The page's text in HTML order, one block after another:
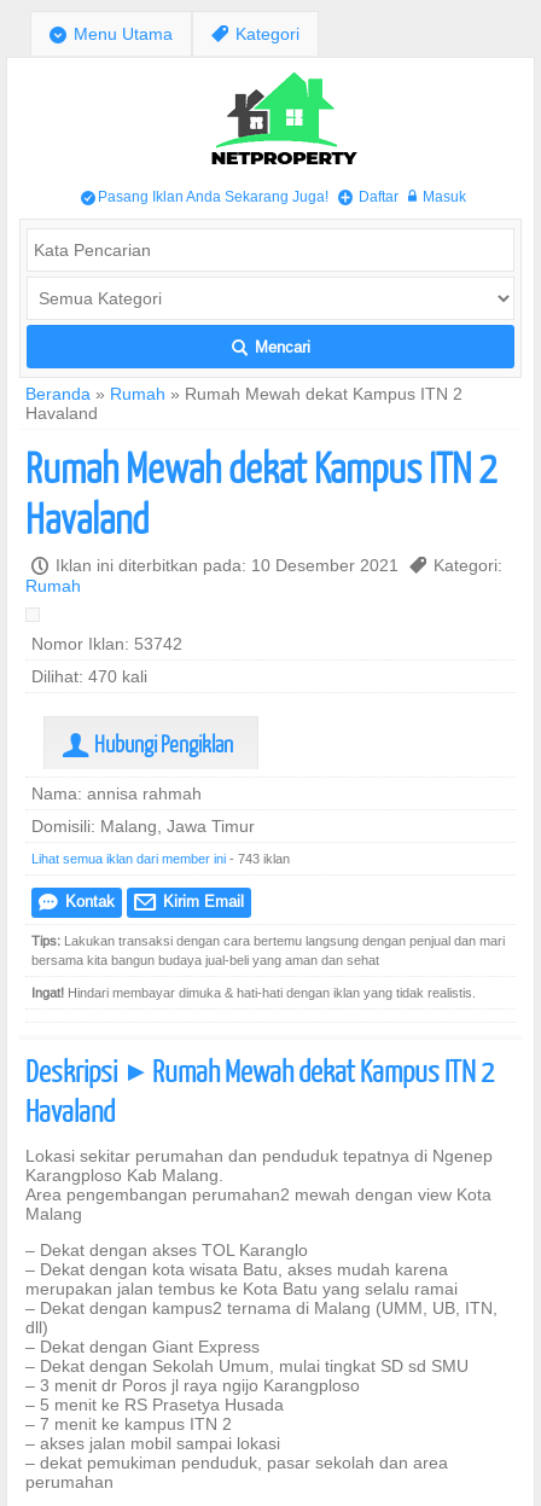
; Menu Utama , Kategori
/ Pasang Iklan Anda Sekarang Juga! + Daftar w Masuk
L Mencari
Beranda » Rumah » Rumah Mewah dekat Kampus ITN 2
Havaland
Rumah Mewah dekat Kampus ITN 2
Havaland
P Iklan ini diterbitkan pada: 10 Desember 2021 , Kategori:
Rumah
Nomor Iklan: 53742
Dilihat: 470 kali
U Hubungi Pengiklan
Nama: annisa rahmah
Domisili: Malang, Jawa Timur
Lihat semua iklan dari member ini - 743 iklan
e Kontak @ Kirim Email
Tips: Lakukan transaksi dengan cara bertemu langsung dengan penjual dan mari
bersama kita bangun budaya jual-beli yang aman dan sehat
Ingat! Hindari membayar dimuka & hati-hati dengan iklan yang tidak realistis.
Deskripsi ] Rumah Mewah dekat Kampus ITN 2
Havaland
Lokasi sekitar perumahan dan penduduk tepatnya di Ngenep
Karangploso Kab Malang.
Area pengembangan perumahan2 mewah dengan view Kota
Malang
– Dekat dengan akses TOL Karanglo
– Dekat dengan kota wisata Batu, akses mudah karena
merupakan jalan tembus ke Kota Batu yang selalu ramai
– Dekat dengan kampus2 ternama di Malang (UMM, UB, ITN,
dll)
– Dekat dengan Giant Express
– Dekat dengan Sekolah Umum, mulai tingkat SD sd SMU
– 3 menit dr Poros jl raya ngijo Karangploso
– 5 menit ke RS Prasetya Husada
– 7 menit ke kampus ITN 2
– akses jalan mobil sampai lokasi
– dekat pemukiman penduduk, pasar sekolah dan area
perumahan